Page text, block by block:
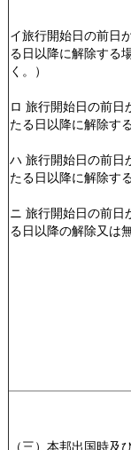
イ旅行開始日の前日
る日以降に解除する
く。）
ロ 旅行開始日の前日
たる日以降に解除す
ハ 旅行開始日の前日
たる日以降に解除す
ニ 旅行開始日の前日
る日以降の解除又は
（三）本邦出国時